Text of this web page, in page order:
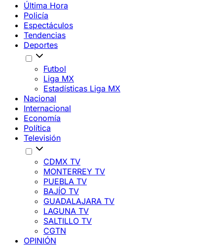
Última Hora
Policía
Espectáculos
Tendencias
Deportes
Futbol
Liga MX
Estadísticas Liga MX
Nacional
Internacional
Economía
Política
Televisión
CDMX TV
MONTERREY TV
PUEBLA TV
BAJÍO TV
GUADALAJARA TV
LAGUNA TV
SALTILLO TV
CGTN
OPINIÓN